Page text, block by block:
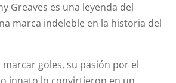
Greaves es una leyenda del
marca indeleble en la historia del
goles, su pasión por el